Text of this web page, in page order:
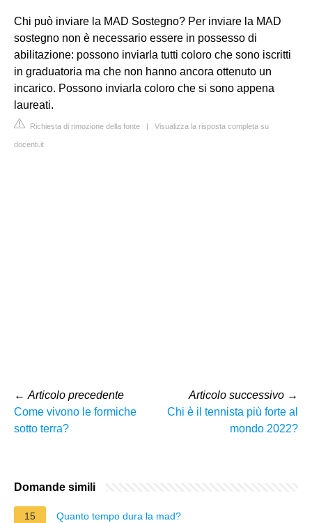
Chi può inviare la MAD Sostegno? Per inviare la MAD
sostegno non è necessario essere in possesso di
abilitazione: possono inviarla tutti coloro che sono iscritti
in graduatoria ma che non hanno ancora ottenuto un
incarico. Possono inviarla coloro che si sono appena
laureati.
Richiesta di rimozione della fonte | Visualizza la risposta completa su
docenti.it
← Articolo precedente
Come vivono le formiche
sotto terra?
Articolo successivo →
Chi è il tennista più forte al
mondo 2022?
Domande simili
15 Quanto tempo dura la mad?